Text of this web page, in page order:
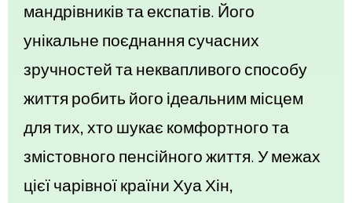
мандрівників та експатів. Його
унікальне поєднання сучасних
зручностей та неквапливого способу
життя робить його ідеальним місцем
для тих, хто шукає комфортного та
змістовного пенсійного життя. У межах
цієї чарівної країни Хуа Хін,